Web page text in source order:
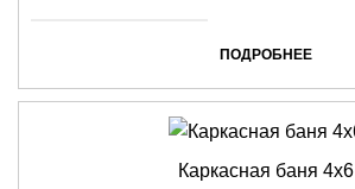
ПОДРОБНЕЕ
Каркасная баня 4х6